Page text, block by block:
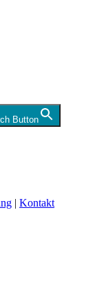
Button
| Kontakt